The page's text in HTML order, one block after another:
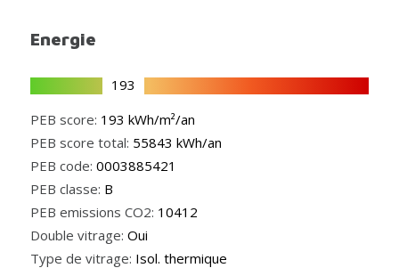
Energie
193
PEB score: 193 kWh/m²/an
PEB score total: 55843 kWh/an
PEB code: 0003885421
PEB classe: B
PEB emissions CO2: 10412
Double vitrage: Oui
Type de vitrage: Isol. thermique